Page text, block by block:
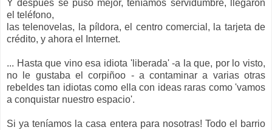
Y después se puso mejor, teníamos servidumbre, llegaron
el teléfono,
las telenovelas, la píldora, el centro comercial, la tarjeta de
crédito, y ahora el Internet.
... Hasta que vino esa idiota 'liberada' -a la que, por lo visto,
no le gustaba el corpiñoo - a contaminar a varias otras
rebeldes tan idiotas como ella con ideas raras como 'vamos
a conquistar nuestro espacio'.
Si ya teníamos la casa entera para nosotras! Todo el barrio